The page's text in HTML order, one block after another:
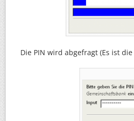
Die PIN wird abgefragt (Es ist